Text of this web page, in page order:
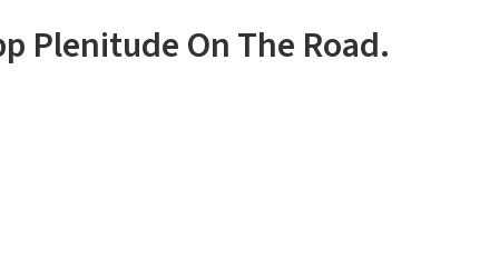
Plenitude On The Road.